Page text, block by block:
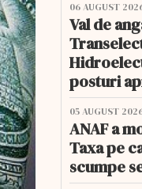
06 AUGUST
Val de
posturi
05 AUGUST
ANAF a
Taxa pe
scumpe